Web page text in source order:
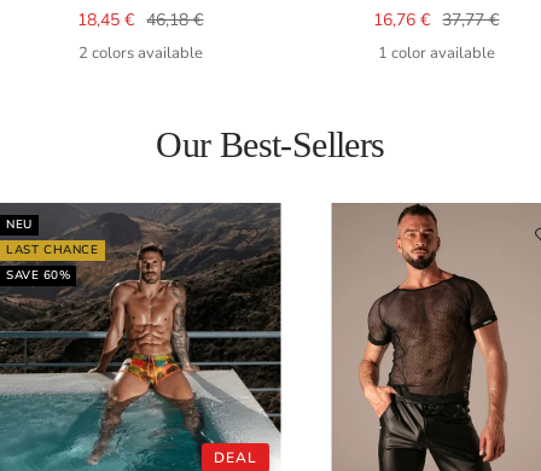
Sale
price
18,45 € Regular
price
46,18 €
2 colors available
Sale
price
16,76 € Regular
price
37,77 €
1 color available
Our Best-Sellers
NEU
LAST CHANCE
SAVE 60%
DEAL